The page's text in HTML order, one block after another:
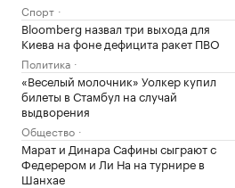
Спорт
Bloomberg назвал три выхода для
Киева на фоне дефицита ракет ПВО
Политика
«Веселый молочник» Уолкер купил
билеты в Стамбул на случай
выдворения
Общество
Марат и Динара Сафины сыграют с
Федерером и Ли На на турнире в
Шанхае